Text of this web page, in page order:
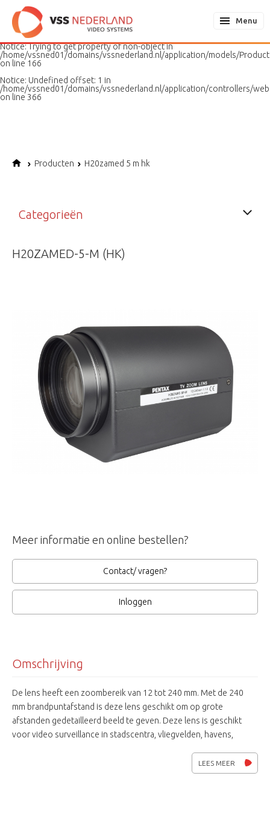
Notice: Undefined variable: page in
/home/vssned01/domains/vssnederland.nl/application/models/
on line
187
Notice: Trying to get property of non-object in
/home/vssned01/domains/vssnederland.nl/application/models/
on line 166
Notice: Undefined offset: 1 in
/home/vssned01/domains/vssnederland.nl/application/controllers/
on line 366
Menu
Producten H20zamed 5 m hk
Categorieën
H20ZAMED-5-M (HK)
Meer informatie en online bestellen?
Contact/ vragen?
Inloggen
Omschrijving
De lens heeft een zoombereik van 12 tot 240 mm. Met de 240
mm brandpuntafstand is deze lens geschikt om op grote
afstanden gedetailleerd beeld te geven. Deze lens is geschikt
voor video surveillance in stadscentra, vliegvelden, havens,
LEES MEER